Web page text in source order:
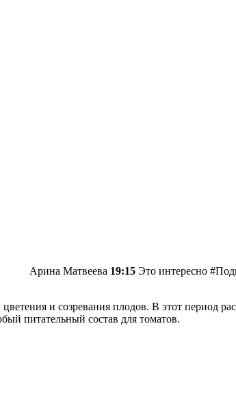
Арина Матвеева 19:15 Это интересно
и созревания плодов. В этот период
питательный состав для томатов.